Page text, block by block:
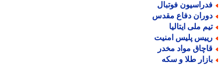
فوتبال
دفاع مقدس
ملی ایتالیا
پلیس امنیت
مواد مخدر
طلا و سکه